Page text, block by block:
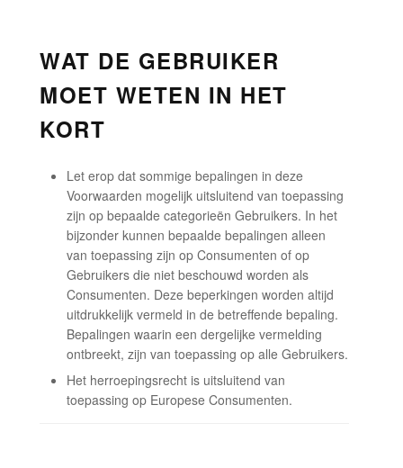
WAT DE GEBRUIKER
MOET WETEN IN HET
KORT
Let erop dat sommige bepalingen in deze
Voorwaarden mogelijk uitsluitend van toepassing
zijn op bepaalde categorieën Gebruikers. In het
bijzonder kunnen bepaalde bepalingen alleen
van toepassing zijn op Consumenten of op
Gebruikers die niet beschouwd worden als
Consumenten. Deze beperkingen worden altijd
uitdrukkelijk vermeld in de betreffende bepaling.
Bepalingen waarin een dergelijke vermelding
ontbreekt, zijn van toepassing op alle Gebruikers.
Het herroepingsrecht is uitsluitend van
toepassing op Europese Consumenten.